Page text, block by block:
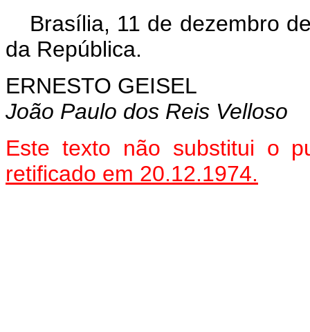
Brasília, 11 de dezembro
da República.
ERNESTO GEISEL
João Paulo dos Reis Velloso
Este texto não substitui o
retificado em 20.12.1974.